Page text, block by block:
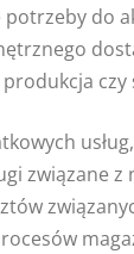
do
czy
związane